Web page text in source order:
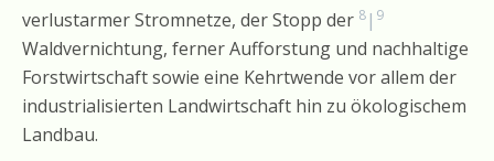
verlustarmer Stromnetze, der Stopp der 8 | 9
Waldvernichtung, ferner Aufforstung und nachhaltige
Forstwirtschaft sowie eine Kehrtwende vor allem der
industrialisierten Landwirtschaft hin zu ökologischem
Landbau.